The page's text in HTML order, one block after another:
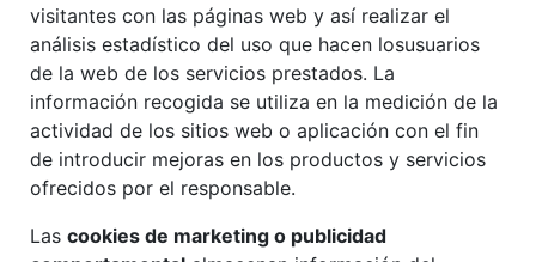
visitantes con las páginas web y así realizar el
análisis estadístico del uso que hacen losusuarios
de la web de los servicios prestados. La
información recogida se utiliza en la medición de la
actividad de los sitios web o aplicación con el fin
de introducir mejoras en los productos y servicios
ofrecidos por el responsable.
Las cookies de marketing o publicidad